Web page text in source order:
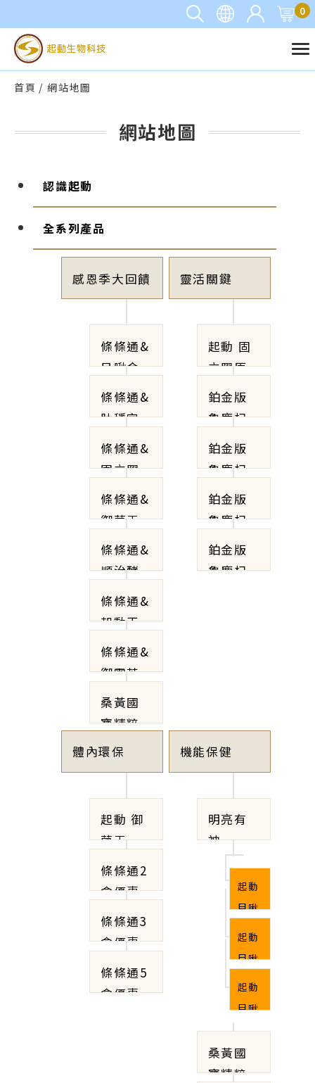
0
首頁 網站地圖
網站地圖
認識起動
全系列產品
感恩季大回饋
條條通&
目啾金
條條通&
肽穩定
條條通&
固立膠
原
條條通&
御菌王
條條通&
順治酵
素果凍
條條通&
起動天
天B+C
發泡錠
條條通&
御靈芝
刺五加
桑黃國
寶精粹
&2盒起
靈活關鍵
起動 固
立膠原
鉑金版
龜鹿杞
凍5盒優
惠套組
【贈1盒
龜鹿杞
凍】
鉑金版
龜鹿杞
凍10盒
優惠套
組【贈3
盒龜鹿
杞凍】
鉑金版
龜鹿杞
凍20盒
優惠套
鉑金版
龜鹿杞
體內環保
起動 御
菌王
條條通2
盒優惠
套組
【贈1盒
條條
通】
條條通3
盒優惠
套組
【贈2盒
條條通5
盒優惠
機能保健
明亮有
神
起動
目啾
組
【贈
1盒
目啾
金】
起動
目啾
起動
目啾
金10
盒套
組
桑黃國
寶精粹-